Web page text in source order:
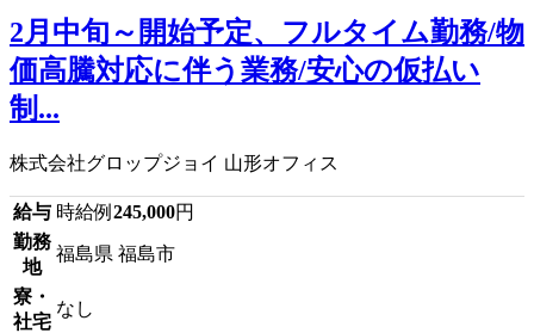
2月中旬～開始予定、フルタイム勤務/物
価高騰対応に伴う業務/安心の仮払い
制...
株式会社グロップジョイ 山形オフィス
給与 時給例 245,000円
勤務
地
福島県 福島市
寮・
社宅
なし